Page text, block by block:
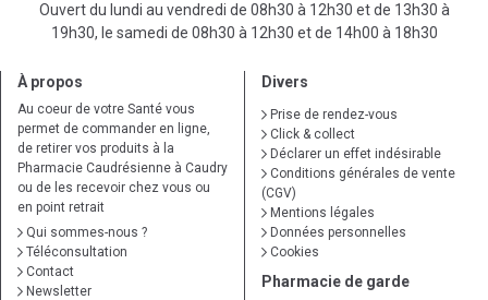
Ouvert du lundi au vendredi de 08h30 à 12h30 et de 13h30 à
19h30, le samedi de 08h30 à 12h30 et de 14h00 à 18h30
À propos
Au coeur de votre Santé vous
permet de commander en ligne,
de retirer vos produits à la
Pharmacie Caudrésienne à Caudry
ou de les recevoir chez vous ou
en point retrait
Qui sommes-nous ?
Téléconsultation
Contact
Newsletter
Divers
Prise de rendez-vous
Click & collect
Déclarer un effet indésirable
Conditions générales de vente
(CGV)
Mentions légales
Données personnelles
Cookies
Pharmacie de garde